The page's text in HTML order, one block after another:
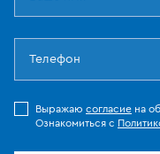
Выражаю согласие на
Ознакомиться с